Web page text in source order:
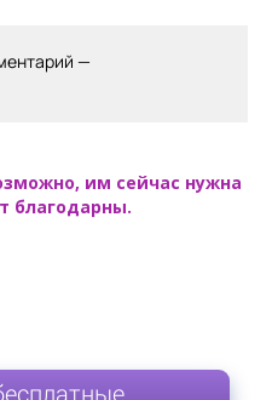
—
им сейчас нужна
благодарны.